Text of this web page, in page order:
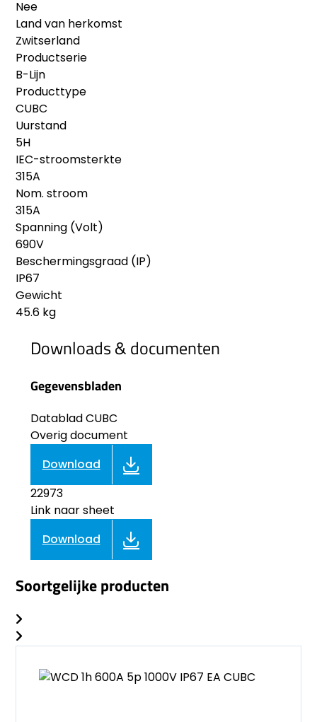
Nee
Land van herkomst
Zwitserland
Productserie
B-Lijn
Producttype
CUBC
Uurstand
5H
IEC-stroomsterkte
315A
Nom. stroom
315A
Spanning (Volt)
690V
Beschermingsgraad (IP)
IP67
Gewicht
45.6 kg
Downloads & documenten
Gegevensbladen
Datablad CUBC
Overig document
Download
22973
Link naar sheet
Download
Soortgelijke producten